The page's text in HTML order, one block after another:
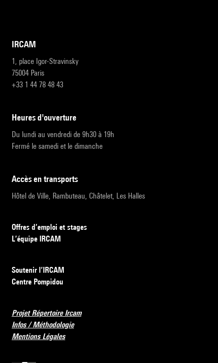
IRCAM
1, place Igor-Stravinsky
75004 Paris
+33 1 44 78 48 43
heures d'ouverture
Du lundi au vendredi de 9h30 à 19h
Fermé le samedi et le dimanche
accès en transports
Hôtel de Ville, Rambuteau, Châtelet, Les Halles
Offres d’emploi et stages
L’équipe IRCAM
Soutenir l’IRCAM
Centre Pompidou
Projet Répertoire Ircam
Infos / Méthodologie
Mentions Légales